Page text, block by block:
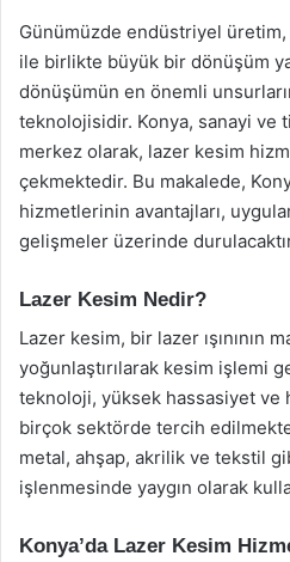
Günümüzde endüstriyel
ile birlikte büyük bir dönüşüm
dönüşümün en önemli
teknolojisidir. Konya, sanayi ve
merkez olarak, lazer kesim
çekmektedir. Bu makalede,
hizmetlerinin avantajları,
gelişmeler üzerinde
Lazer Kesim Nedir?
Lazer kesim, bir lazer ışınının
yoğunlaştırılarak kesim işlemi
teknoloji, yüksek hassasiyet ve
birçok sektörde tercih
metal, ahşap, akrilik ve tekstil
işlenmesinde yaygın olarak
Konya’da Lazer Kesim